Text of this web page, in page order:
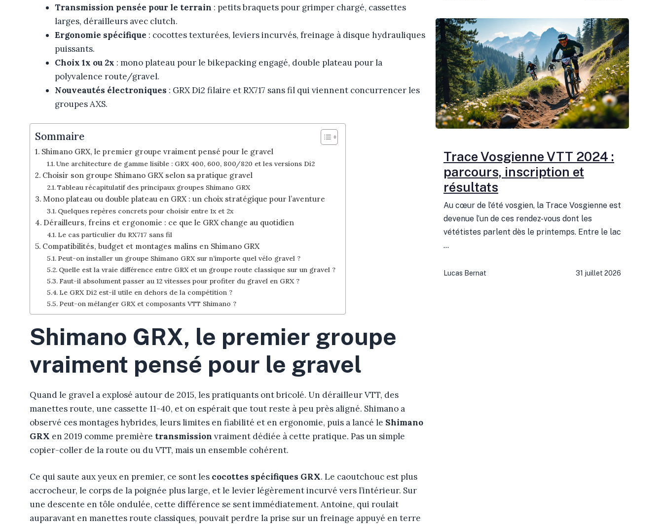
Transmission pensée pour le terrain : petits braquets pour grimper chargé, cassettes
larges, dérailleurs avec clutch.
Ergonomie spécifique : cocottes texturées, leviers incurvés, freinage à disque hydrauliques
puissants.
Choix 1x ou 2x : mono plateau pour le bikepacking engagé, double plateau pour la
polyvalence route/gravel.
Nouveautés électroniques : GRX Di2 filaire et RX717 sans fil qui viennent concurrencer les
groupes AXS.
Sommaire
Shimano GRX, le premier groupe vraiment pensé pour le gravel
Une architecture de gamme lisible : GRX 400, 600, 800/820 et les versions Di2
Choisir son groupe Shimano GRX selon sa pratique gravel
Tableau récapitulatif des principaux groupes Shimano GRX
Mono plateau ou double plateau en GRX : un choix stratégique pour l’aventure
Quelques repères concrets pour choisir entre 1x et 2x
Dérailleurs, freins et ergonomie : ce que le GRX change au quotidien
Le cas particulier du RX717 sans fil
Compatibilités, budget et montages malins en Shimano GRX
Peut-on installer un groupe Shimano GRX sur n’importe quel vélo gravel ?
Quelle est la vraie différence entre GRX et un groupe route classique sur un gravel ?
Faut-il absolument passer au 12 vitesses pour profiter du gravel en GRX ?
Le GRX Di2 est-il utile en dehors de la compétition ?
Peut-on mélanger GRX et composants VTT Shimano ?
Shimano GRX, le premier groupe
vraiment pensé pour le gravel
Quand le gravel a explosé autour de 2015, les pratiquants ont bricolé. Un dérailleur VTT, des
manettes route, une cassette 11-40, et on espérait que tout reste à peu près aligné. Shimano a
observé ces montages hybrides, leurs limites en fiabilité et en ergonomie, puis a lancé le Shimano
GRX en 2019 comme première transmission vraiment dédiée à cette pratique. Pas un simple
copier-coller de la route ou du VTT, mais un ensemble cohérent.
Ce qui saute aux yeux en premier, ce sont les cocottes spécifiques GRX. Le caoutchouc est plus
accrocheur, le corps de la poignée plus large, et le levier légèrement incurvé vers l’intérieur. Sur
une descente en tôle ondulée, cette différence se sent immédiatement. Antoine, qui roulait
auparavant en manettes route classiques, pouvait perdre la prise sur un freinage appuyé en terre
Trace Vosgienne VTT 2024 :
parcours, inscription et
résultats
Au cœur de l’été vosgien, la Trace Vosgienne est
devenue l’un de ces rendez-vous dont les
vététistes parlent dès le printemps. Entre le lac
...
Lucas Bernat 31 juillet 2026